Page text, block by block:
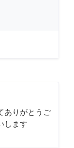
ありがとうご
します